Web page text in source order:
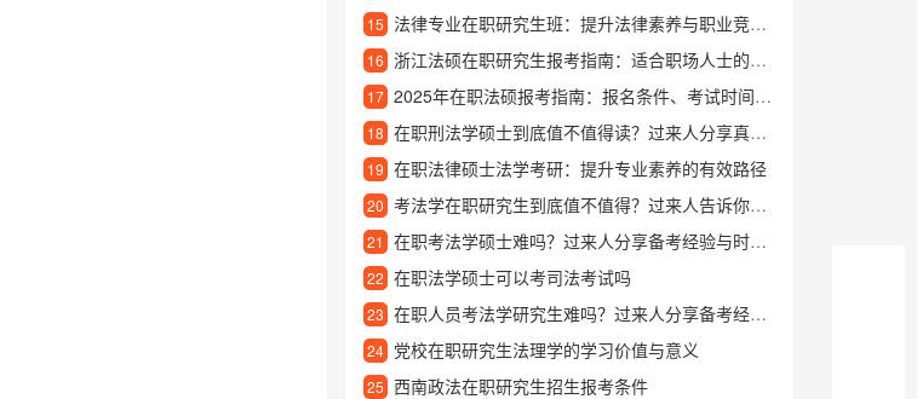
15 法律专业在职研究生班：提升法律素养与职业竞争力的优质选择
16 浙江法硕在职研究生报考指南：适合职场人士的法律硕士项目解析
17 2025年在职法硕报考指南：报名条件、考试时间与职业发展解读
18 在职刑法学硕士到底值不值得读？过来人分享真实学习体验
19 在职法律硕士法学考研：提升专业素养的有效路径
20 考法学在职研究生到底值不值得？过来人告诉你真实体验
21 在职考法学硕士难吗？过来人分享备考经验与时间规划
22 在职法学硕士可以考司法考试吗
23 在职人员考法学研究生难吗？过来人分享备考经验与规划建议
24 党校在职研究生法理学的学习价值与意义
25 西南政法在职研究生招生报考条件